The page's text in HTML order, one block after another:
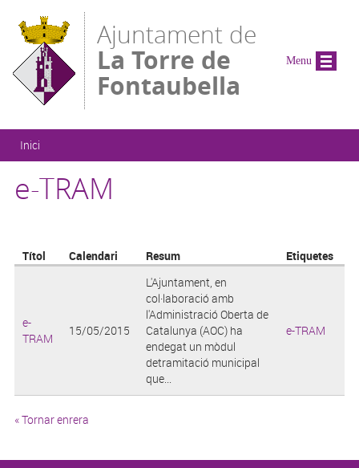
Ajuntament de
La Torre de
Fontaubella
Esteu aquí
Inici
e-TRAM
Títol Calendari Resum Etiquetes
e-
TRAM
15/05/2015
L'Ajuntament, en
col·laboració amb
l'Administració Oberta de
Catalunya (AOC) ha
endegat un mòdul
detramitació municipal
que...
e-TRAM
« Tornar enrera
Menu